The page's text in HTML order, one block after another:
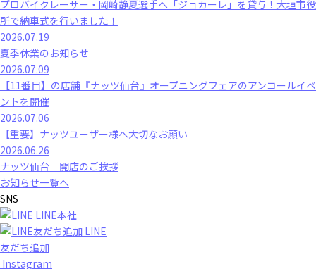
プロバイクレーサー・岡崎静夏選手へ「ジョカーレ」を貸与！大垣市役
所で納車式を行いました！
2026.07.19
夏季休業のお知らせ
2026.07.09
【11番目】の店舗『ナッツ仙台』オープニングフェアのアンコールイベ
ントを開催
2026.07.06
【重要】ナッツユーザー様へ大切なお願い
2026.06.26
ナッツ仙台 開店のご挨拶
お知らせ一覧へ
SNS
LINE本社
LINE
友だち追加
Instagram